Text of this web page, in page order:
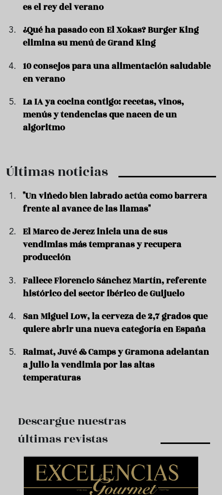
es el rey del verano
¿Qué ha pasado con El Xokas? Burger King
elimina su menú de Grand King
10 consejos para una alimentación saludable
en verano
La IA ya cocina contigo: recetas, vinos,
menús y tendencias que nacen de un
algoritmo
Últimas noticias
"Un viñedo bien labrado actúa como barrera
frente al avance de las llamas"
El Marco de Jerez inicia una de sus
vendimias más tempranas y recupera
producción
Fallece Florencio Sánchez Martín, referente
histórico del sector ibérico de Guijuelo
San Miguel Low, la cerveza de 2,7 grados que
quiere abrir una nueva categoría en España
Raimat, Juvé & Camps y Gramona adelantan
a julio la vendimia por las altas
temperaturas
Descargue nuestras
últimas revistas